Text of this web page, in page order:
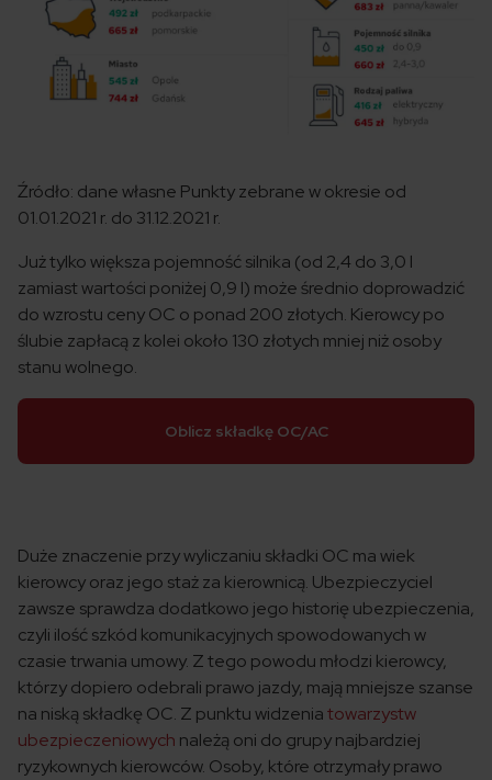
Źródło: dane własne Punkty zebrane w okresie od
01.01.2021 r. do 31.12.2021 r.
Już tylko większa pojemność silnika (od 2,4 do 3,0 l
zamiast wartości poniżej 0,9 l) może średnio doprowadzić
do wzrostu ceny OC o ponad 200 złotych. Kierowcy po
ślubie zapłacą z kolei około 130 złotych mniej niż osoby
stanu wolnego.
Oblicz składkę OC/AC
Duże znaczenie przy wyliczaniu składki OC ma wiek
kierowcy oraz jego staż za kierownicą. Ubezpieczyciel
zawsze sprawdza dodatkowo jego historię ubezpieczenia,
czyli ilość szkód komunikacyjnych spowodowanych w
czasie trwania umowy. Z tego powodu młodzi kierowcy,
którzy dopiero odebrali prawo jazdy, mają mniejsze szanse
na niską składkę OC. Z punktu widzeniatowarzystw
ubezpieczeniowych należą oni do grupy najbardziej
ryzykownych kierowców. Osoby, które otrzymały prawo